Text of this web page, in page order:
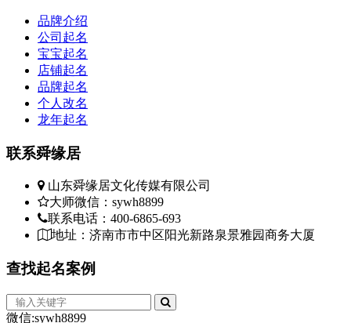
品牌介绍
公司起名
宝宝起名
店铺起名
品牌起名
个人改名
龙年起名
联系舜缘居
山东舜缘居文化传媒有限公司
大师微信：sywh8899
联系电话：400-6865-693
地址：济南市市中区阳光新路泉景雅园商务大厦
查找起名案例
微信:sywh8899